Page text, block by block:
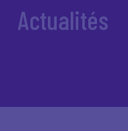
Actualités